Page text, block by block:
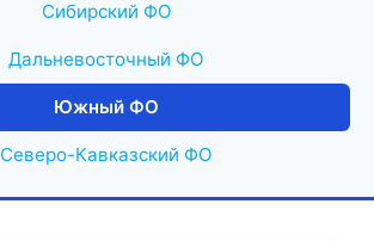
Сибирский ФО
Дальневосточный ФО
Южный ФО
Северо-Кавказский ФО